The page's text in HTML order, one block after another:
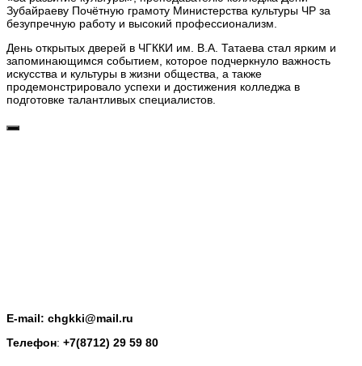
Зубайраеву Почётную грамоту Министерства культуры ЧР за
безупречную работу и высокий профессионализм.
День открытых дверей в ЧГККИ им. В.А. Татаева стал ярким и
запоминающимся событием, которое подчеркнуло важность
искусства и культуры в жизни общества, а также
продемонстрировало успехи и достижения колледжа в
подготовке талантливых специалистов.
E-mail: chgkki@mail.ru
Телефон: +7(8712) 29 59 80